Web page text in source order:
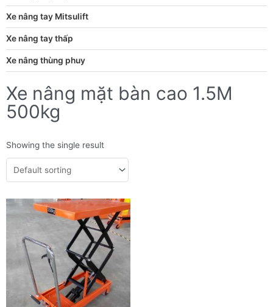
Xe nâng tay Mitsulift
Xe nâng tay thấp
Xe nâng thùng phuy
Xe nâng mặt bàn cao 1.5M
500kg
Showing the single result